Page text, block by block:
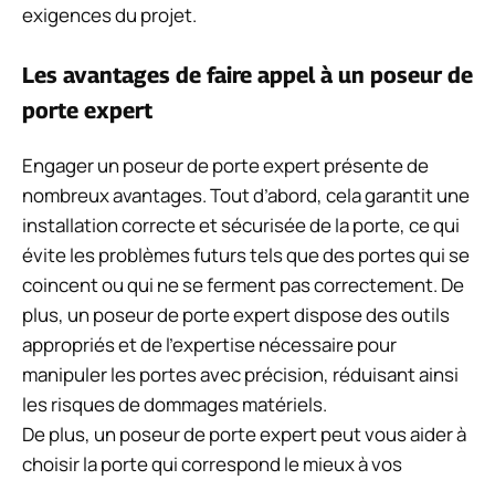
exigences du projet.
Les avantages de faire appel à un poseur de
porte expert
Engager un poseur de porte expert présente de
nombreux avantages. Tout d’abord, cela garantit une
installation correcte et sécurisée de la porte, ce qui
évite les problèmes futurs tels que des portes qui se
coincent ou qui ne se ferment pas correctement. De
plus, un poseur de porte expert dispose des outils
appropriés et de l’expertise nécessaire pour
manipuler les portes avec précision, réduisant ainsi
les risques de dommages matériels.
De plus, un poseur de porte expert peut vous aider à
choisir la porte qui correspond le mieux à vos